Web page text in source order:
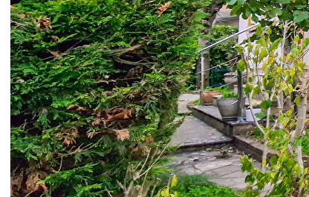
chambre et un wc. Au 1er étage un palier dessert deux
chambres, un bureau ainsi qu'une salle de bains avec wc.
Elle dispose également d'un sous-sol total composé d'une
pièce aménagée de 18m², de rangements, d'une
buanderie/cuisine d'été et d'une chaufferie. Cette maison
chaleureuse et lumineuse avec ses trois expositions ravira
toute la famille, le tout à moins de 8 minutes à pied de la
gare.
** €620 000 honoraires inclus|€602 000 hors honoraires|Honoraires : 2.99%
TTC à la charge de l'acquéreur